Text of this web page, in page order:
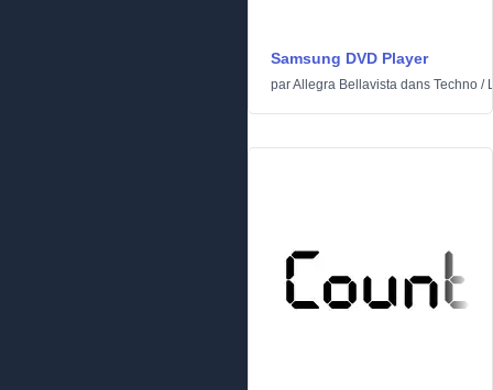
Samsung DVD Player
parAllegra Bellavista dans Techno /